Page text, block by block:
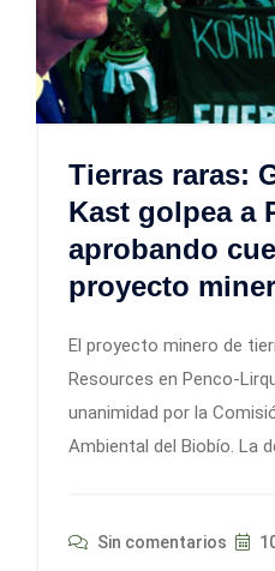
Tierras raras:
Kast golpea a
aprobando
proyecto
El proyecto minero de
Resources en Penco-
unanimidad por la
Ambiental del Biobío. La
Sin comentarios